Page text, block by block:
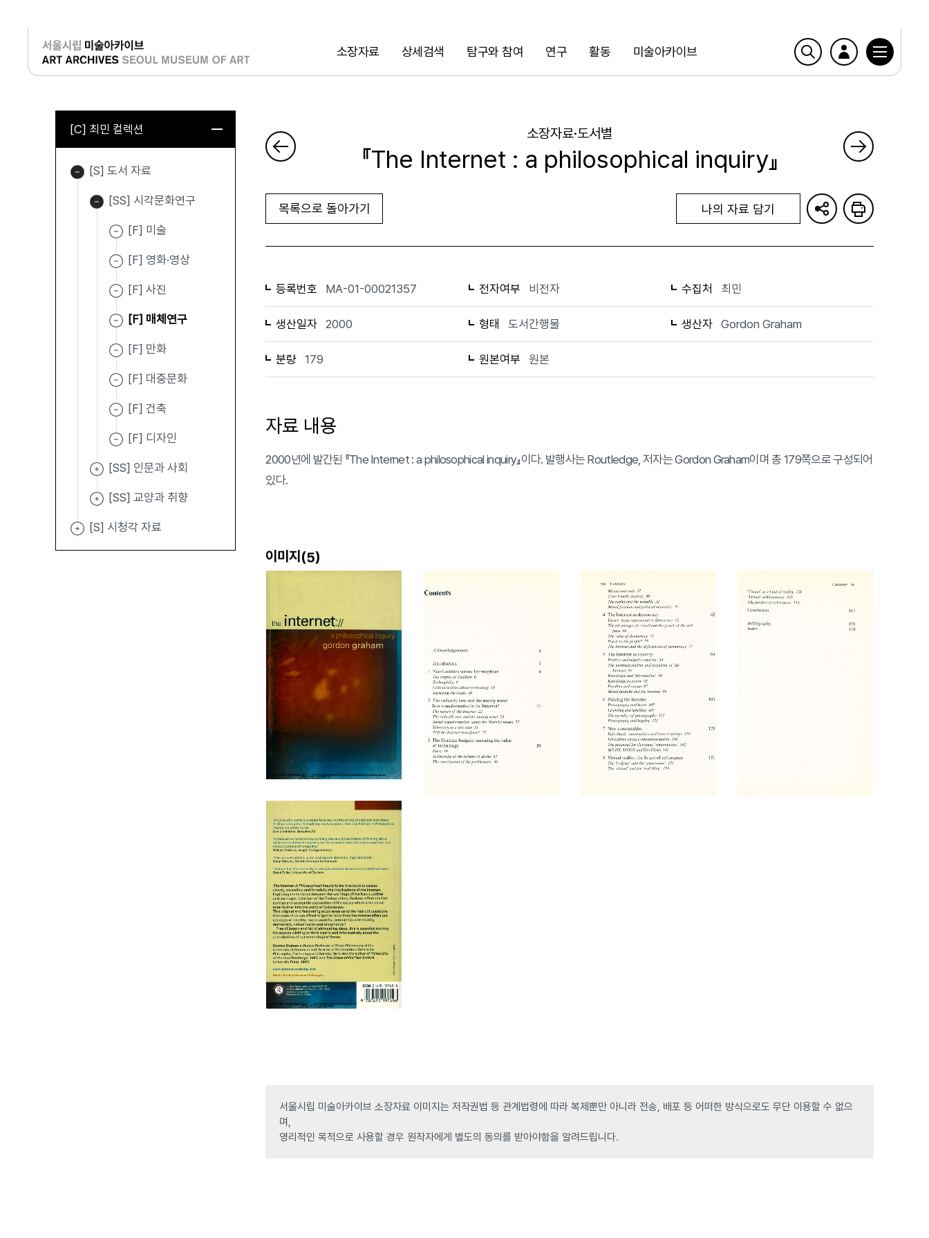
소장자료 상세검색 탐구와 참여 연구 활동 미술아카이브
검색
로그인
[C] 최민 컬렉션
[S] 도서 자료
[SS] 시각문화연구
[F] 미술
[F] 영화·영상
[F] 사진
[F] 매체연구
[F] 만화
[F] 대중문화
[F] 건축
[F] 디자인
[SS] 인문과 사회
[SS] 교양과 취향
[S] 시청각 자료
소장자료·도서별
『The Internet : a philosophical inquiry』
목록으로 돌아가기 나의 자료 담기
등록번호 MA-01-00021357 전자여부 비전자 수집처 최민
생산일자 2000 형태 도서간행물 생산자 Gordon Graham
분량 179 원본여부 원본
자료 내용
2000년에 발간된 『The Internet : a philosophical inquiry』이다. 발행사는 Routledge, 저자는 Gordon Graham이며 총 179쪽으로 구성되어
있다.
이미지(5)
서울시립 미술아카이브 소장자료 이미지는 저작권법 등 관계법령에 따라 복제뿐만 아니라 전송, 배포 등 어떠한 방식으로도 무단 이용할 수 없으
며,
영리적인 목적으로 사용할 경우 원작자에게 별도의 동의를 받아야함을 알려드립니다.